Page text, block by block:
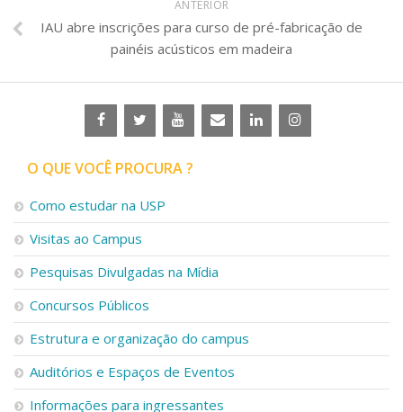
ANTERIOR
IAU abre inscrições para curso de pré-fabricação de
painéis acústicos em madeira
O QUE VOCÊ PROCURA ?
Como estudar na USP
Visitas ao Campus
Pesquisas Divulgadas na Mídia
Concursos Públicos
Estrutura e organização do campus
Auditórios e Espaços de Eventos
Informações para ingressantes